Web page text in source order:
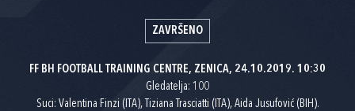
ZAVRŠENO
FF BH FOOTBALL TRAINING CENTRE, ZENICA, 24.10.2019. 10:30
Gledatelja: 100
Suci: Valentina Finzi (ITA), Tiziana Trasciatti (ITA), Aida Jusufović (BIH).